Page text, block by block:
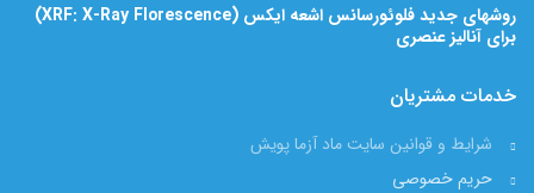
روشهای جدید فلوئورسانس اشعه ایکس (XRF: X-Ray Florescence)
برای آنالیز عنصری
خدمات مشتریان
شرایط و قوانین سایت ماد آزما پویش
حریم خصوصی